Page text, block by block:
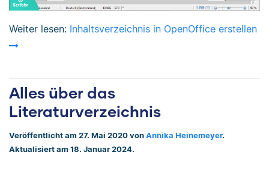
Weiter lesen: Inhaltsverzeichnis in OpenOffice erstellen
Alles über das
Literaturverzeichnis
Veröffentlicht am 27. Mai 2020 von Annika Heinemeyer.
Aktualisiert am 18. Januar 2024.